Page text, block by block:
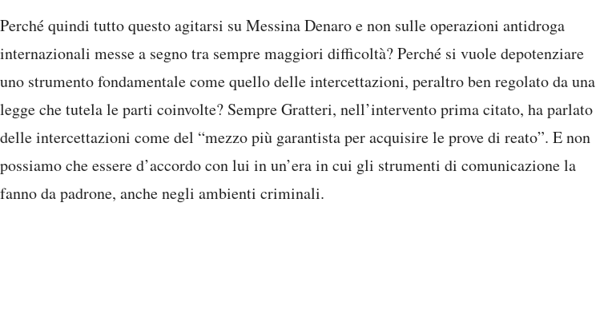
Perché quindi tutto questo agitarsi su Messina Denaro e non sulle operazioni antidroga
internazionali messe a segno tra sempre maggiori difficoltà? Perché si vuole depotenziare
uno strumento fondamentale come quello delle intercettazioni, peraltro ben regolato da una
legge che tutela le parti coinvolte? Sempre Gratteri, nell’intervento prima citato, ha parlato
delle intercettazioni come del “mezzo più garantista per acquisire le prove di reato”. E non
possiamo che essere d’accordo con lui in un’era in cui gli strumenti di comunicazione la
fanno da padrone, anche negli ambienti criminali.